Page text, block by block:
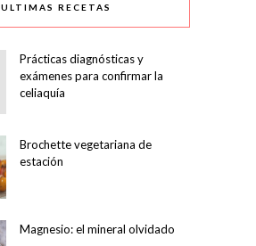
ULTIMAS RECETAS
Prácticas diagnósticas y
exámenes para confirmar la
celiaquía
Brochette vegetariana de
estación
Magnesio: el mineral olvidado